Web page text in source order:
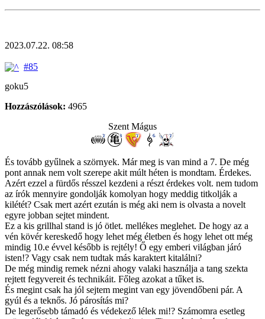
2023.07.22. 08:58
#85
goku5
Hozzászólások: 4965
Szent Mágus
És tovább gyűlnek a szörnyek. Már meg is van mind a 7. De még
pont annak nem volt szerepe akit múlt héten is mondtam. Érdekes.
Azért ezzel a fürdős résszel kezdeni a részt érdekes volt. nem tudom
az írók mennyire gondolják komolyan hogy meddig titkolják a
kilétét? Csak mert azért ezután is még aki nem is olvasta a novelt
egyre jobban sejtet mindent.
Ez a kis grillhal stand is jó ötlet. mellékes meglehet. De hogy az a
vén kövér kereskedő hogy lehet még életben és hogy lehet ott még
mindig 10.e évvel később is rejtély! Ő egy emberi világban járó
isten!? Vagy csak nem tudtak más karaktert kitalálni?
De még mindig remek nézni ahogy valaki használja a tang szekta
rejtett fegyvereit és technikáit. Főleg azokat a tűket is.
És megint csak ha jól sejtem megint van egy jövendőbeni pár. A
gyúl és a teknős. Jó párosítás mi?
De legerősebb támadó és védekező lélek mi!? Számomra esetleg